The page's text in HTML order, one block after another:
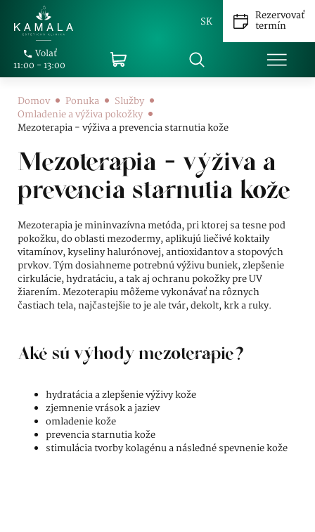
SK
Volať
11:00 - 13:00
Rezervovať
termín
Domov Ponuka
Služby
Omladenie a výživa pokožky
Mezoterapia - výživa a prevencia starnutia kože
Mezoterapia - výživa a
prevencia starnutia kože
Mezoterapia je mininvazívna metóda, pri ktorej sa tesne pod
pokožku, do oblasti mezodermy, aplikujú liečivé koktaily
vitamínov, kyseliny halurónovej, antioxidantov a stopových
prvkov. Tým dosiahneme potrebnú výživu buniek, zlepšenie
cirkulácie, hydratáciu, a tak aj ochranu pokožky pre UV
žiarením. Mezoterapiu môžeme vykonávať na rôznych
častiach tela, najčastejšie to je ale tvár, dekolt, krk a ruky.
Aké sú výhody mezoterapie?
hydratácia a zlepšenie výživy kože
zjemnenie vrások a jaziev
omladenie kože
prevencia starnutia kože
stimulácia tvorby kolagénu a následné spevnenie kože